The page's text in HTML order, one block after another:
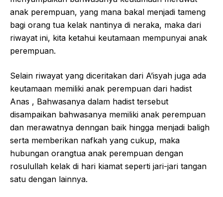
anak perempuan, yang mana bakal menjadi tameng
bagi orang tua kelak nantinya di neraka, maka dari
riwayat ini, kita ketahui keutamaan mempunyai anak
perempuan.
Selain riwayat yang diceritakan dari A’isyah juga ada
keutamaan memiliki anak perempuan dari hadist
Anas , Bahwasanya dalam hadist tersebut
disampaikan bahwasanya memiliki anak perempuan
dan merawatnya denngan baik hingga menjadi baligh
serta memberikan nafkah yang cukup, maka
hubungan orangtua anak perempuan dengan
rosulullah kelak di hari kiamat seperti jari-jari tangan
satu dengan lainnya.